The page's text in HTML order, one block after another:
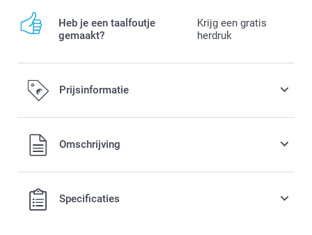
Heb je een taalfoutje
gemaakt?
Krijg een gratis
herdruk
Prijsinformatie
Alle prijzen zijn in EURO (€) inclusief BTW en exclusief
verzendkosten.Omschrijving
Specificaties